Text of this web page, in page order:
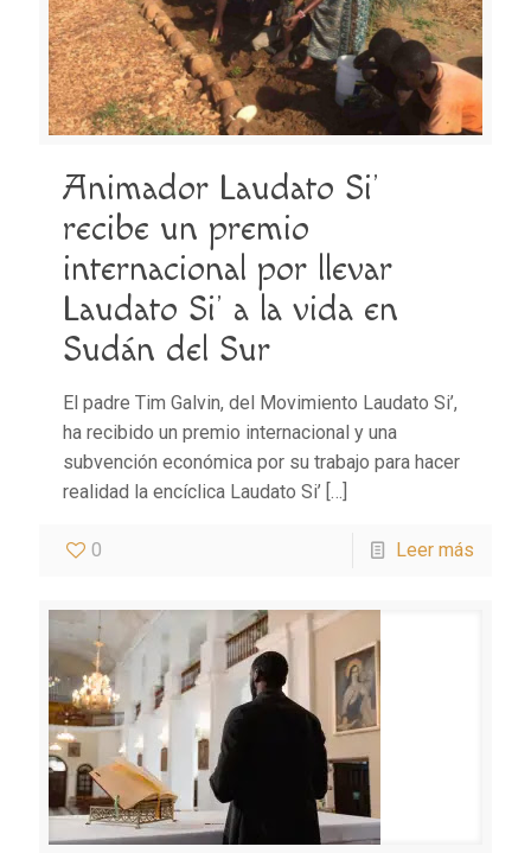
Animador Laudato Si’
recibe un premio
internacional por llevar
Laudato Si’ a la vida en
Sudán del Sur
El padre Tim Galvin, del Movimiento Laudato Si’,
ha recibido un premio internacional y una
subvención económica por su trabajo para hacer
realidad la encíclica Laudato Si’ […]
0 Leer más